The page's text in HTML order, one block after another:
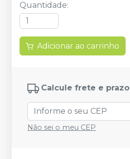
Quantidade:
Adicionar ao carrinho
Calcule frete e prazo
Não sei o meu CEP